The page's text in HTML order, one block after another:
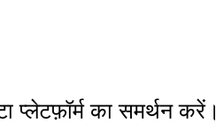
प्लेटफ़ॉर्म का समर्थन करें।